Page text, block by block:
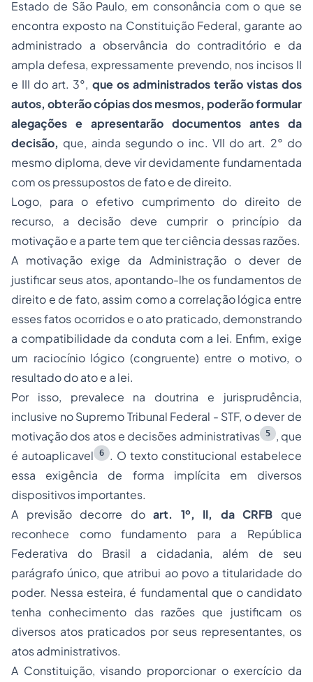
Estado de São Paulo, em consonância com o que se
encontra exposto na Constituição Federal, garante ao
administrado a observância do contraditório e da
ampla defesa, expressamente prevendo, nos incisos II
e III do art. 3°, que os administrados terão vistas dos
autos, obterão cópias dos mesmos, poderão formular
alegações e apresentarão documentos antes da
decisão, que, ainda segundo o inc. VII do art. 2° do
mesmo diploma, deve vir devidamente fundamentada
com os pressupostos de fato e de direito.
Logo, para o efetivo cumprimento do direito de
recurso, a decisão deve cumprir o princípio da
motivação e a parte tem que ter ciência dessas razões.
A motivação exige da Administração o dever de
justificar seus atos, apontando-lhe os fundamentos de
direito e de fato, assim como a correlação lógica entre
esses fatos ocorridos e o ato praticado, demonstrando
a compatibilidade da conduta com a lei. Enfim, exige
um raciocínio lógico (congruente) entre o motivo, o
resultado do ato e a lei.
Por isso, prevalece na doutrina e jurisprudência,
inclusive no Supremo Tribunal Federal - STF, o dever de
motivação dos atos e decisões administrativas 5 , que
é autoaplicavel
6
. O texto constitucional estabelece
essa exigência de forma implícita em diversos
dispositivos importantes.
A previsão decorre doart. 1º, II, da CRFB que
reconhece como fundamento para a República
Federativa do Brasil a cidadania, além de seu
parágrafo único, que atribui ao povo a titularidade do
poder. Nessa esteira, é fundamental que o candidato
tenha conhecimento das razões que justificam os
diversos atos praticados por seus representantes, os
atos administrativos.
A Constituição, visando proporcionar o exercício da